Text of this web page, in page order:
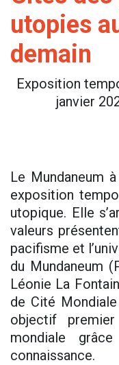
utopies
demain
Exposition
janvier
Le Mundaneum
exposition
utopique. Elle
valeurs
pacifisme et
du Mundaneum
Léonie La
de Cité
objectif
mondiale
connaissance.